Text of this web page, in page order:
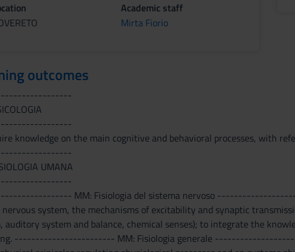
Academic staff
Mirta Fiorio
outcomes
knowledge on the main cognitive and behavioral processes, with
UMANA
MM: Fisiologia del sistema nervoso
system, the mechanisms of excitability and synaptic
auditory system and balance, chemical senses); to integrate the
------------------------ MM: Fisiologia generale